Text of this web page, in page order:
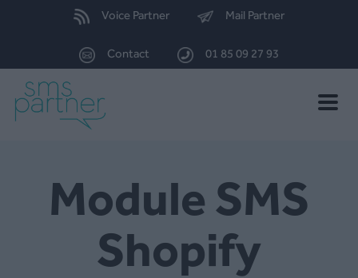
Voice Partner Mail Partner
Contact 01 85 09 27 93
Toggle
Module SMS
Shopify